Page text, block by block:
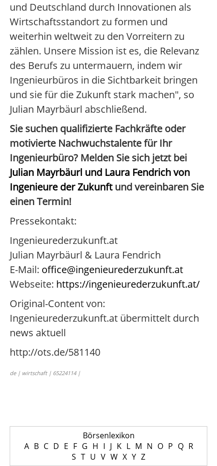
und Deutschland durch Innovationen als
Wirtschaftsstandort zu formen und
weiterhin weltweit zu den Vorreitern zu
zählen. Unsere Mission ist es, die Relevanz
des Berufs zu untermauern, indem wir
Ingenieurbüros in die Sichtbarkeit bringen
und sie für die Zukunft stark machen", so
Julian Mayrbäurl abschließend.
Sie suchen qualifizierte Fachkräfte oder
motivierte Nachwuchstalente für Ihr
Ingenieurbüro? Melden Sie sich jetzt bei
Julian Mayrbäurl und Laura Fendrich von
Ingenieure der Zukunftund vereinbaren Sie
einen Termin!
Pressekontakt:
Ingenieurederzukunft.at
Julian Mayrbäurl & Laura Fendrich
E-Mail: office@ingenieurederzukunft.at
Webseite: https://ingenieurederzukunft.at/
Original-Content von:
Ingenieurederzukunft.at übermittelt durch
news aktuell
http://ots.de/581140
de | wirtschaft | 65224114 |
Börsenlexikon
A B C D E F G H I J K L M N O P Q R
S T U V W X Y Z